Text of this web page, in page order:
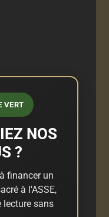
VERT
NOS
?
financer un
à l'ASSE,
sans